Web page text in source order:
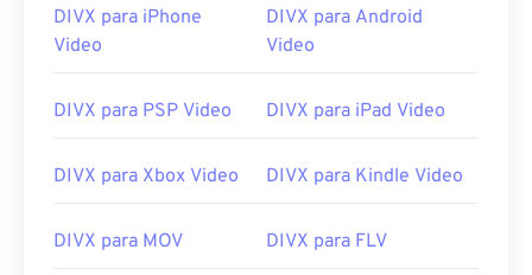
DIVX para iPhone
Video
DIVX para Android
Video
DIVX para PSP Video DIVX para iPad Video
DIVX para Xbox Video DIVX para Kindle Video
DIVX para MOV DIVX para FLV